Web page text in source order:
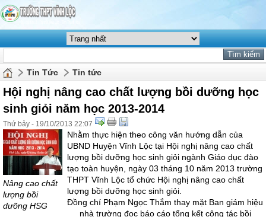
Tin Tức Tin tức
Hội nghị nâng cao chất lượng bồi dưỡng học
sinh giỏi năm học 2013-2014
Thứ bảy - 19/10/2013 22:07
Nâng cao chất
lượng bồi
dưỡng HSG
Nhằm thực hiện theo công văn hướng dẫn của
UBND Huyện Vĩnh Lộc tại Hội nghị nâng cao chất
lượng bồi dưỡng học sinh giỏi ngành Giáo dục đào
tạo toàn huyện, ngày 03 tháng 10 năm 2013 trường
THPT Vĩnh Lộc tổ chức Hội nghị nâng cao chất
lượng bồi dưỡng học sinh giỏi.
Đồng chí Phạm Ngọc Thắm thay mặt Ban giám hiệu
nhà trường đọc báo cáo tổng kết công tác bồi